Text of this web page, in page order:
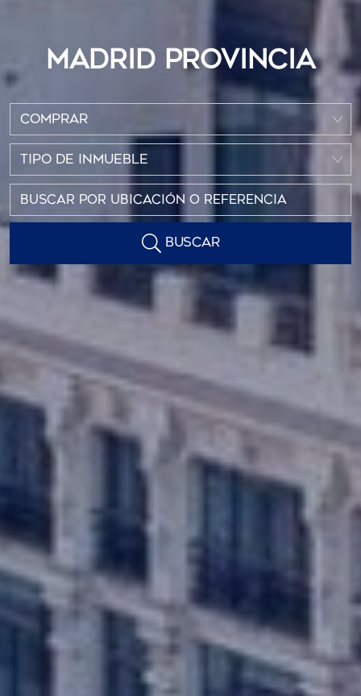
MADRID PROVINCIA
COMPRAR
TIPO DE INMUEBLE
BUSCAR